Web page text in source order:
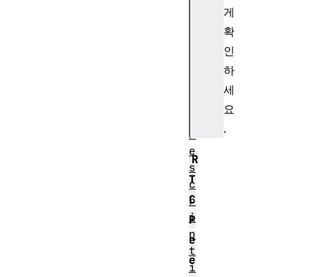
게
확
인
하
세
요
.
R
T
C
P
e
e
D
e
s
c
r
i
p
t
i